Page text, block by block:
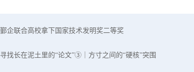
鄞企联合高校拿下国家技术发明奖二等奖
寻找长在泥土里的“论文”③｜方寸之间的“硬核”突围